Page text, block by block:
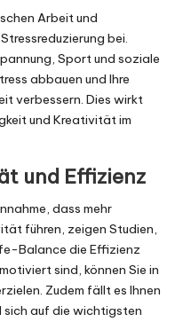
Arbeit und
bei.
Sport und soziale
abbauen und Ihre
verbessern. Dies wirkt
und Kreativität im
und Effizienz
dass mehr
führen, zeigen Studien,
Balance die Effizienz
sind, können Sie in
Zudem fällt es Ihnen
auf die wichtigsten